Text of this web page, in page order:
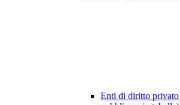
Enti di diritto